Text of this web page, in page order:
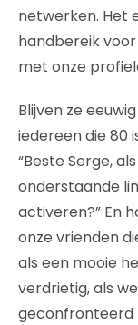
netwerken. Het
handbereik
met onze
Blijven ze
iedereen die 80
“Beste Serge,
onderstaande
activeren?” En
onze vrienden
als een mooie
verdrietig, als
geconfronteerd